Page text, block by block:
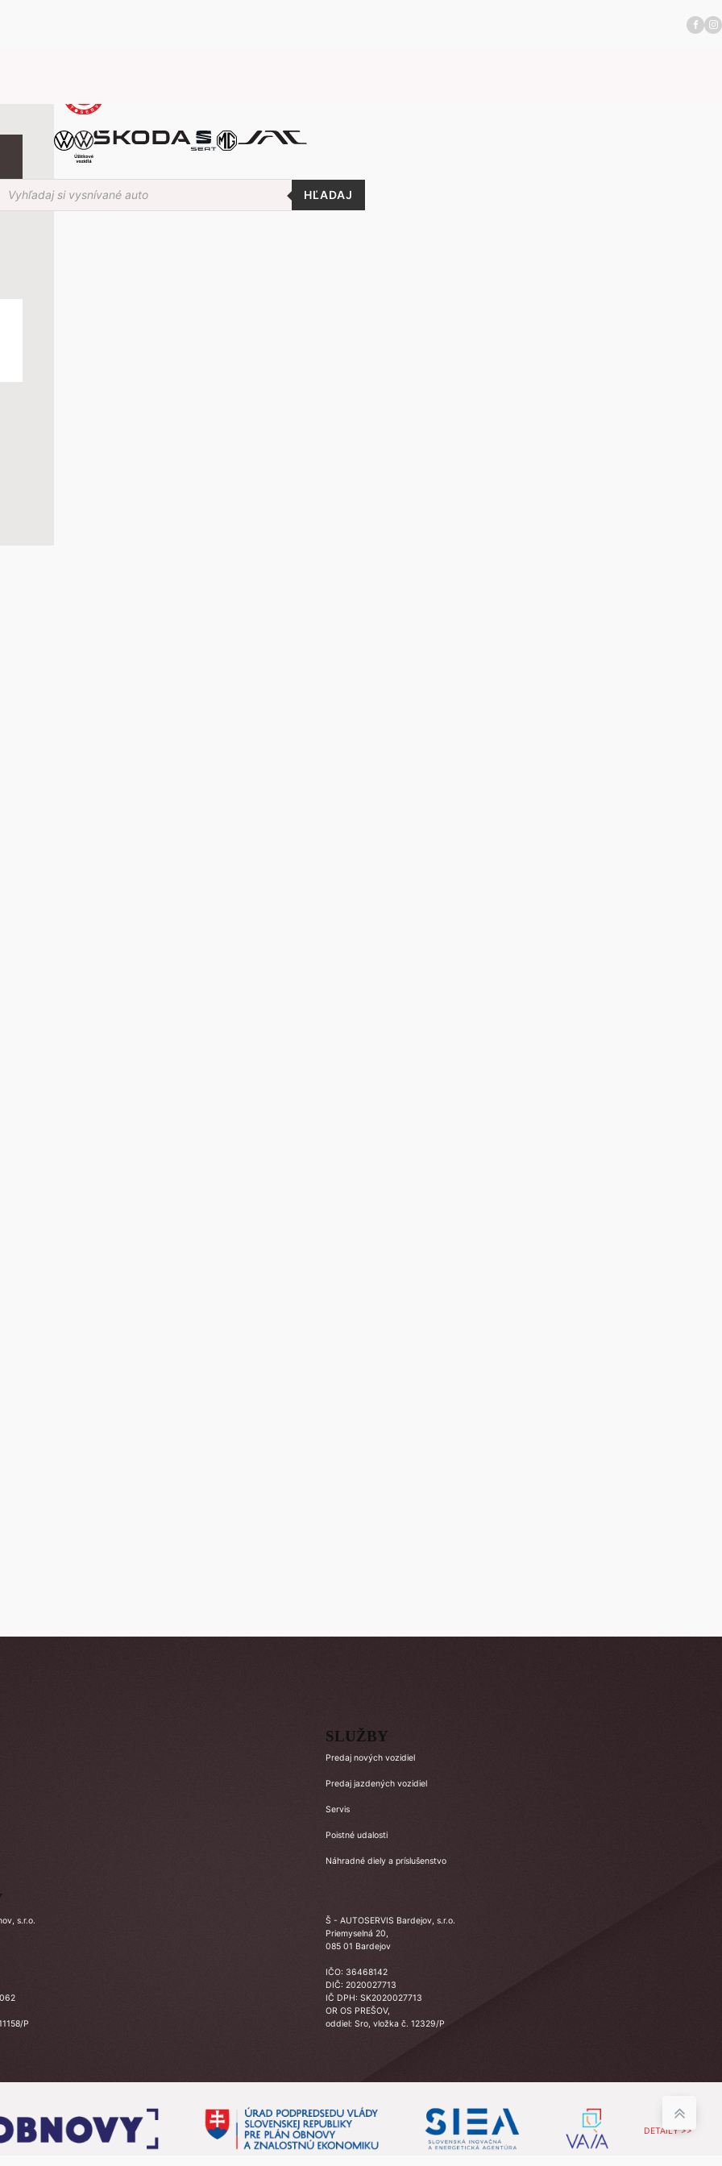
search
SLUŽBY
Predaj nových vozidiel
Predaj jazdených vozidiel
Servis
Poistné udalosti
Náhradné diely a príslušenstvo
s.r.o.
P
Š - AUTOSERVIS Bardejov, s.r.o.
Priemyselná 20,
085 01 Bardejov
IČO: 36468142
DIČ: 2020027713
IČ DPH: SK2020027713
OR OS PREŠOV,
oddiel: Sro, vložka č. 12329/P
DETAILY >>